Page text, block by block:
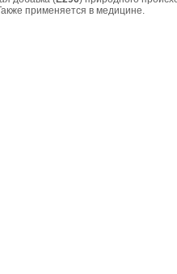
применяется в медицине.